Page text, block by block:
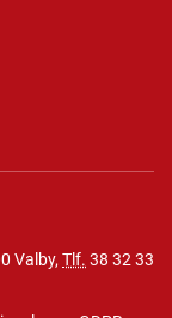
Valby, Tlf. 38 32 33